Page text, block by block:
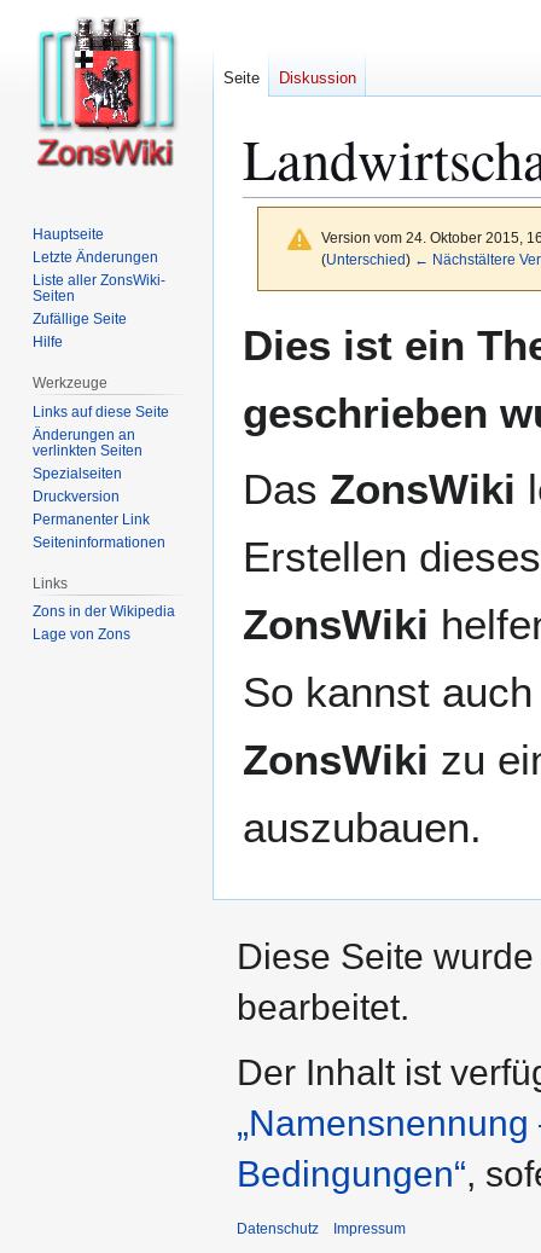
Version vom 24. Oktober 2015,
(Unterschied) ← Nächstältere
Navigation
Suche
Dies ist ein
geschrieben
Das ZonsWiki
Erstellen
ZonsWiki
So kannst
ZonsWiki zu
auszubauen.
Seite Diskussion
Hauptseite
Letzte Änderungen
Liste aller ZonsWiki-
Seiten
Zufällige Seite
Hilfe
Werkzeuge
Links auf diese Seite
Änderungen an
verlinkten Seiten
Spezialseiten
Druckversion
Permanenter Link
Seiten­­informationen
Links
Zons in der Wikipedia
Lage von Zons
Diese Seite
bearbeitet.
Der Inhalt ist
Bedingungen“,
Datenschutz Impressum